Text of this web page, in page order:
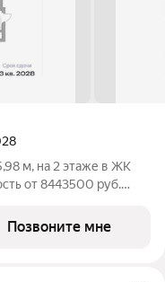
м, на 2 этаже в ЖК
руб.
Проект
Позвоните мне